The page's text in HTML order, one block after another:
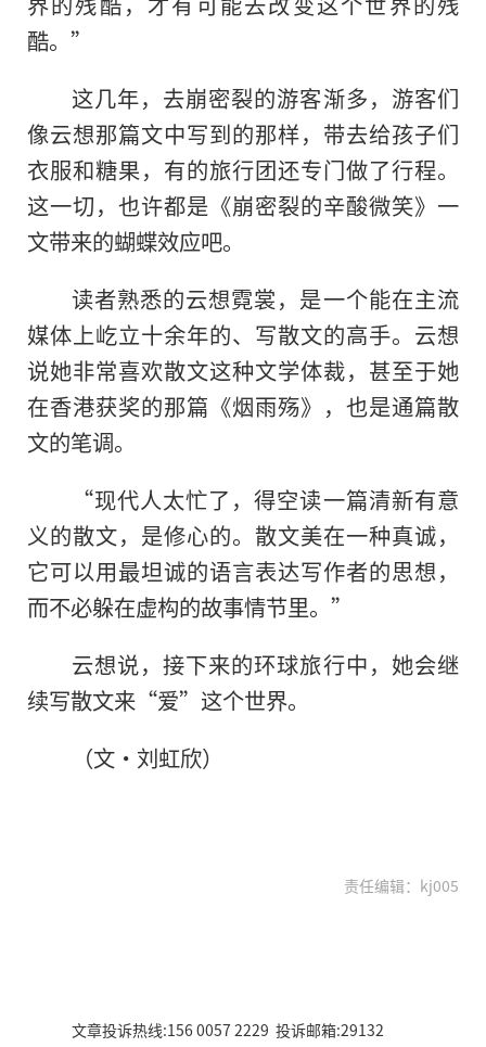
酷。”
这几年，去崩密裂的游客渐多，游客们
像云想那篇文中写到的那样，带去给孩子们
衣服和糖果，有的旅行团还专门做了行程。
这一切，也许都是《崩密裂的辛酸微笑》一
文带来的蝴蝶效应吧。
读者熟悉的云想霓裳，是一个能在主流
媒体上屹立十余年的、写散文的高手。云想
说她非常喜欢散文这种文学体裁，甚至于她
在香港获奖的那篇《烟雨殇》，也是通篇散
文的笔调。
“现代人太忙了，得空读一篇清新有意
义的散文，是修心的。散文美在一种真诚，
它可以用最坦诚的语言表达写作者的思想，
而不必躲在虚构的故事情节里。”
云想说，接下来的环球旅行中，她会继
续写散文来“爱”这个世界。
（文·刘虹欣）
责任编辑：kj005
文章投诉热线:156 0057 2229 投诉邮箱:29132